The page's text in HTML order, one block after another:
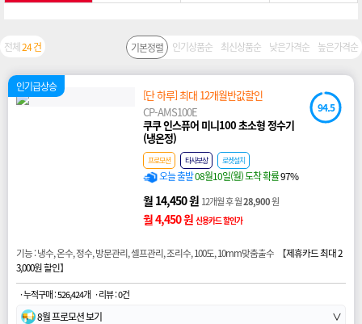
전체24 건 기본정렬 인기상품순 최신상품순 낮은가격순 높은가격순
인기급상승
94.5
[단 하루] 최대 12개월반값할인
CP-AMS100E
쿠쿠 인스퓨어 미니100 초소형 정수기
(냉온정)
프로모션 타사보상 로켓설치
오늘 출발08월10일(월) 도착 확률97%
월 14,450 원 12개월 후 월28,900원
월 4,450 원 신용카드 할인가
기능 : 냉수, 온수, 정수, 방문관리, 셀프관리, 조리수, 100도, 10mm맞춤출수 【제휴카드 최대 2
3,000원 할인】
· 누적구매 : 526,424개 · 리뷰 : 0건
8월 프로모션 보기 ∨